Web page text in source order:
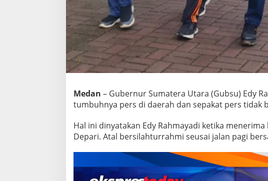
P
r
s
H
r
u
M
e
e
k
Medan – Gubernur Sumatera Utara (Gubsu) Edy
tumbuhnya pers di daerah dan sepakat pers tidak
Hal ini dinyatakan Edy Rahmayadi ketika
Depari. Atal bersilahturrahmi seusai jalan pagi